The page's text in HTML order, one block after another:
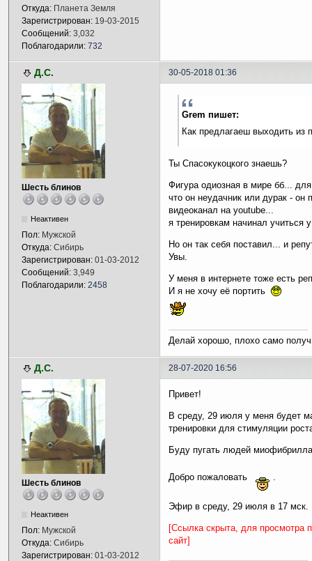
Откуда: Планета Земля
Зарегистрирован: 19-03-2015
Сообщений: 3,032
Поблагодарили: 732
Д.С. 30-05-2018 01:36
Шесть блинов
Неактивен
Пол: Мужской
Откуда: Сибирь
Зарегистрирован: 01-03-2012
Сообщений: 3,949
Поблагодарили: 2458
Grem пишет:
Как предлагаеш выходить из
Ты Спасокукоцкого знаешь?
Фигура одиозная в мире бб...
что он неудачник или дурак - он
видеоканал на youtube...
я тренировкам начинал учиться
Но он так себя поставил... и
Увы.
У меня в интернете тоже есть
И я не хочу её портить
Делай хорошо, плохо само
Д.С. 28-07-2020 16:56
Шесть блинов
Неактивен
Пол: Мужской
Откуда: Сибирь
Зарегистрирован: 01-03-2012
Привет!
В среду, 29 июля у меня будет
тренировки для стимуляции
Буду пугать людей
Добро пожаловать
Эфир в среду, 29 июля в 17 мск.
[Ссылка скрыта, для просмотра
сайт]